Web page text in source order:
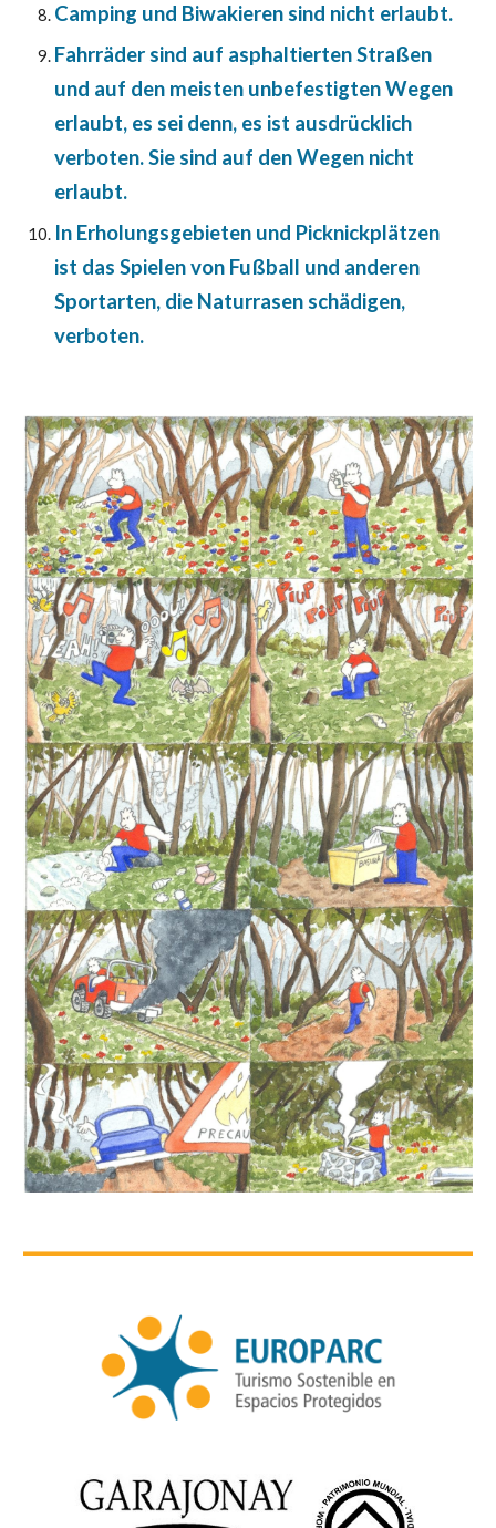
Camping und Biwakieren sind nicht erlaubt.
Fahrräder sind auf asphaltierten Straßen
und auf den meisten unbefestigten Wegen
erlaubt, es sei denn, es ist ausdrücklich
verboten. Sie sind auf den Wegen nicht
erlaubt.
In Erholungsgebieten und Picknickplätzen
ist das Spielen von Fußball und anderen
Sportarten, die Naturrasen schädigen,
verboten.